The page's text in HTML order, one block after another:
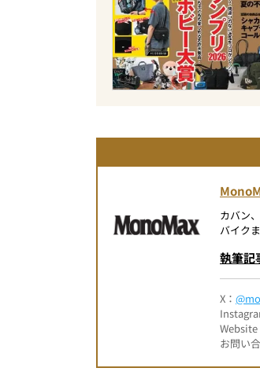
カバン
バイク
執筆記
X：
Website
お問い